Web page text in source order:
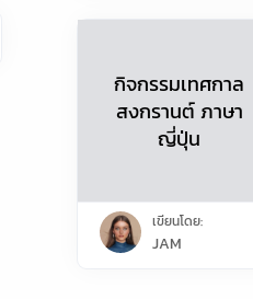
กิจกรรมเทศกาล
สงกรานต์ ภาษา
ญี่ปุ่น
เขียนโดย:
JAM